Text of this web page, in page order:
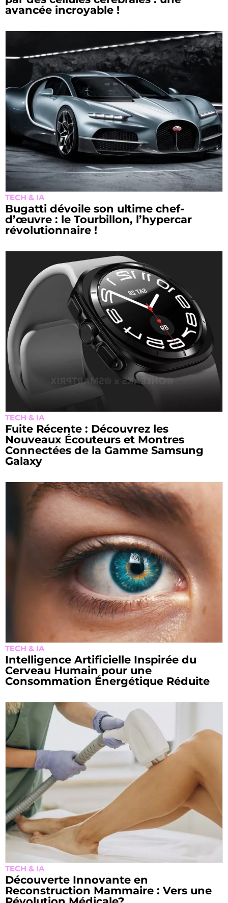
avancée incroyable !
TECH & IA
Bugatti dévoile son ultime chef-
d’œuvre : le Tourbillon, l’hypercar
révolutionnaire !
TECH & IA
Fuite Récente : Découvrez les
Nouveaux Écouteurs et Montres
Connectées de la Gamme Samsung
Galaxy
TECH & IA
Intelligence Artificielle Inspirée du
Cerveau Humain pour une
Consommation Énergétique Réduite
TECH & IA
Découverte Innovante en
Reconstruction Mammaire : Vers une